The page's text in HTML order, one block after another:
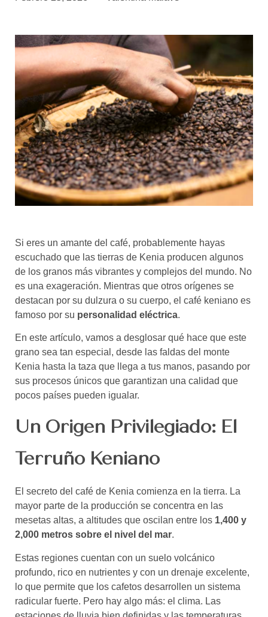
algo nuevo que
enseñarnos
BOLSA DE TRABAJO
por el café?
CONTACTO
¡queremos saber
de ti!
Si eres un amante del café, probablemente hayas
escuchado que las tierras de Kenia producen algunos
de los granos más vibrantes y complejos del mundo. No
es una exageración. Mientras que otros orígenes se
destacan por su dulzura o su cuerpo, el café keniano es
famoso por su personalidad eléctrica.
En este artículo, vamos a desglosar qué hace que este
grano sea tan especial, desde las faldas del monte
Kenia hasta la taza que llega a tus manos, pasando por
sus procesos únicos que garantizan una calidad que
pocos países pueden igualar.
Un Origen Privilegiado: El
Terruño Keniano
El secreto del café de Kenia comienza en la tierra. La
mayor parte de la producción se concentra en las
mesetas altas, a altitudes que oscilan entre los 1,400 y
2,000 metros sobre el nivel del mar.
Estas regiones cuentan con un suelo volcánico
profundo, rico en nutrientes y con un drenaje excelente,
lo que permite que los cafetos desarrollen un sistema
radicular fuerte. Pero hay algo más: el clima. Las